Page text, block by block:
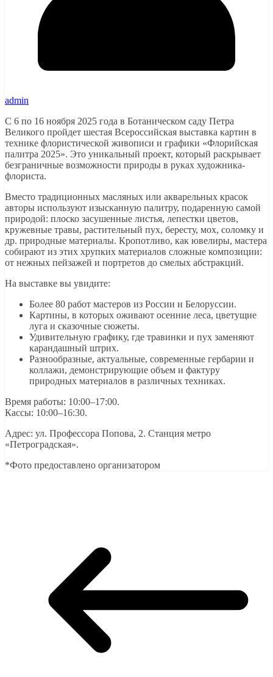
admin
С 6 по 16 ноября 2025 года в Ботаническом саду Петра
Великого пройдет шестая Всероссийская выставка картин в
технике флористической живописи и графики «Флорийская
палитра 2025». Это уникальный проект, который раскрывает
безграничные возможности природы в руках художника-
флориста.
Вместо традиционных масляных или акварельных красок
авторы используют изысканную палитру, подаренную самой
природой: плоско засушенные листья, лепестки цветов,
кружевные травы, растительный пух, бересту, мох, соломку и
др. природные материалы. Кропотливо, как ювелиры, мастера
собирают из этих хрупких материалов сложные композиции:
от нежных пейзажей и портретов до смелых абстракций.
На выставке вы увидите:
Более 80 работ мастеров из России и Белоруссии.
Картины, в которых оживают осенние леса, цветущие
луга и сказочные сюжеты.
Удивительную графику, где травинки и пух заменяют
карандашный штрих.
Разнообразные, актуальные, современные гербарии и
коллажи, демонстрирующие объем и фактуру
природных материалов в различных техниках.
Время работы: 10:00–17:00.
Кассы: 10:00–16:30.
Адрес: ул. Профессора Попова, 2. Станция метро
«Петроградская».
*Фото предоставлено организатором